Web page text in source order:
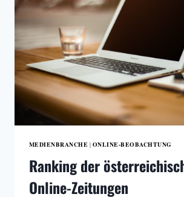
MEDIENBRANCHE | ONLINE-BEOBACHTUNG
Ranking der
Online-Zeitungen